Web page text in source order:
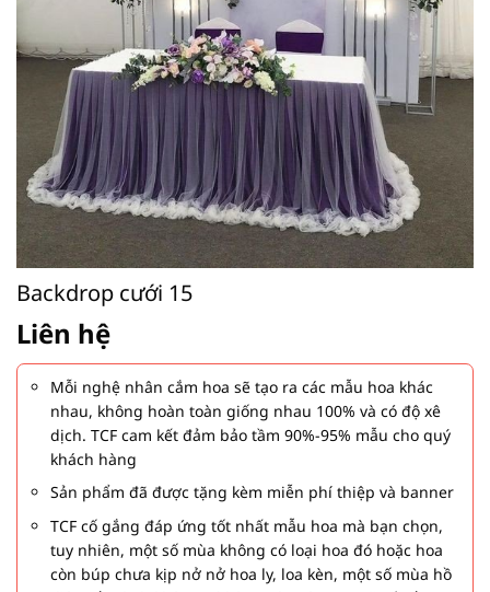
Backdrop cưới 15
Liên hệ
Mỗi nghệ nhân cắm hoa sẽ tạo ra các mẫu hoa khác
nhau, không hoàn toàn giống nhau 100% và có độ xê
dịch. TCF cam kết đảm bảo tầm 90%-95% mẫu cho quý
khách hàng
Sản phẩm đã được tặng kèm miễn phí thiệp và banner
TCF cố gắng đáp ứng tốt nhất mẫu hoa mà bạn chọn,
tuy nhiên, một số mùa không có loại hoa đó hoặc hoa
còn búp chưa kịp nở nở hoa ly, loa kèn, một số mùa hồ